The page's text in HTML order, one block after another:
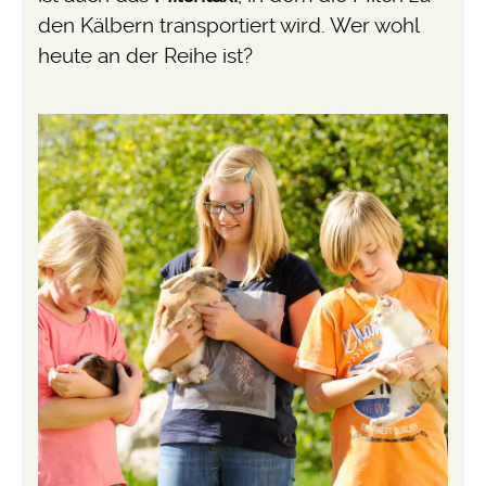
den Kälbern transportiert wird. Wer wohl
heute an der Reihe ist?